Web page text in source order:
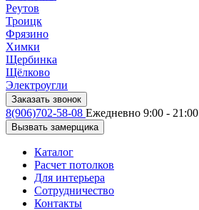
Реутов
Троицк
Фрязино
Химки
Щербинка
Щёлково
Электроугли
Заказать звонок
8(906)702-58-08 Ежедневно 9:00 - 21:00
Вызвать замерщика
Каталог
Расчет потолков
Для интерьера
Сотрудничество
Контакты